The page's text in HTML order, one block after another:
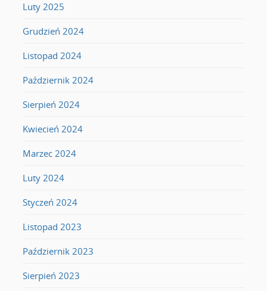
Luty 2025
Grudzień 2024
Listopad 2024
Październik 2024
Sierpień 2024
Kwiecień 2024
Marzec 2024
Luty 2024
Styczeń 2024
Listopad 2023
Październik 2023
Sierpień 2023